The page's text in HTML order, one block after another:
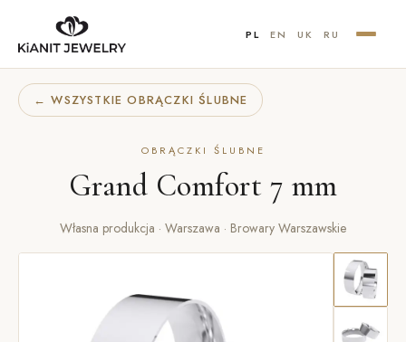
PL EN UK RU
← WSZYSTKIE OBRĄCZKI ŚLUBNE
OBRĄCZKI ŚLUBNE
Grand Comfort 7 mm
Własna produkcja · Warszawa · Browary Warszawskie